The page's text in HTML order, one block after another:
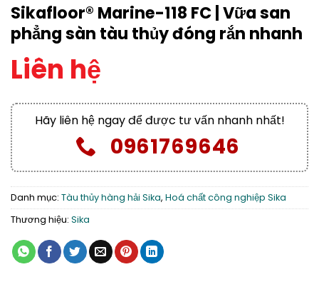
Sikafloor® Marine-118 FC | Vữa san
phẳng sàn tàu thủy đóng rắn nhanh
Liên hệ
Hãy liên hệ ngay để được tư vấn nhanh nhất!
0961769646
Danh mục: Tàu thủy hàng hải Sika, Hoá chất công nghiệp Sika
Thương hiệu: Sika